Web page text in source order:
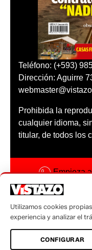
Teléfono: (+593)
Dirección: Aguirre
Prohibida la
cualquier idioma,
titular, de todos los
Empieza
Código
Utilizamos cookies
experiencia y analizar el
CONFIGURAR